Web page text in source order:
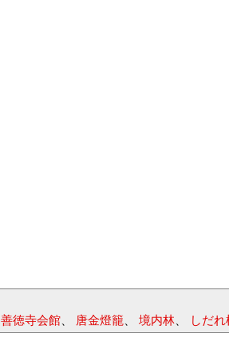
善徳寺会館、 唐金燈籠、 境内林、 しだれ